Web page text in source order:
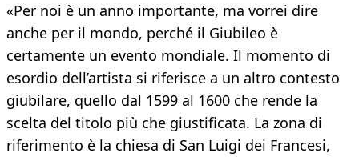
«Per noi è un anno importante, ma vorrei dire
anche per il mondo, perché il Giubileo è
certamente un evento mondiale. Il momento di
esordio dell’artista si riferisce a un altro contesto
giubilare, quello dal 1599 al 1600 che rende la
scelta del titolo più che giustificata. La zona di
riferimento è la chiesa di San Luigi dei Francesi,